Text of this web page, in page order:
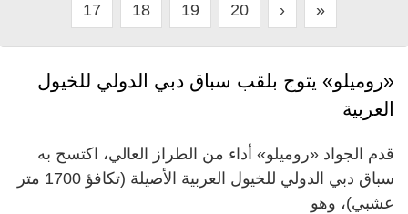
17 18 19 20 › »
«روميلو» يتوج بلقب سباق دبي الدولي للخيول
العربية
قدم الجواد «روميلو» أداء من الطراز العالي، اكتسح به
سباق دبي الدولي للخيول العربية الأصيلة (تكافؤ 1700 متر
عشبي)، وهو